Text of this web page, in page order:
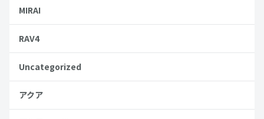
MIRAI
RAV4
Uncategorized
アクア